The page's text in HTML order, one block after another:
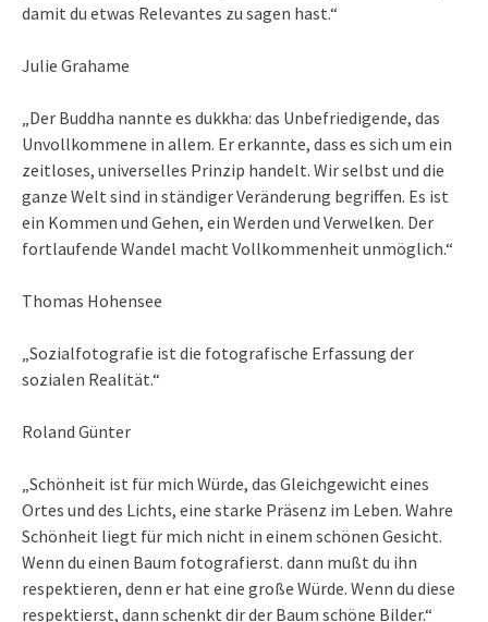
damit du etwas Relevantes zu sagen hast.“
Julie Grahame
„Der Buddha nannte es dukkha: das Unbefriedigende, das
Unvollkommene in allem. Er erkannte, dass es sich um ein
zeitloses, universelles Prinzip handelt. Wir selbst und die
ganze Welt sind in ständiger Veränderung begriffen. Es ist
ein Kommen und Gehen, ein Werden und Verwelken. Der
fortlaufende Wandel macht Vollkommenheit unmöglich.“
Thomas Hohensee
„Sozialfotografie ist die fotografische Erfassung der
sozialen Realität.“
Roland Günter
„Schönheit ist für mich Würde, das Gleichgewicht eines
Ortes und des Lichts, eine starke Präsenz im Leben. Wahre
Schönheit liegt für mich nicht in einem schönen Gesicht.
Wenn du einen Baum fotografierst. dann mußt du ihn
respektieren, denn er hat eine große Würde. Wenn du diese
respektierst, dann schenkt dir der Baum schöne Bilder.“